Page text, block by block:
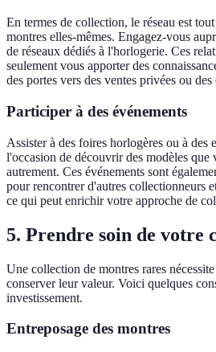
En termes de collection, le réseau est
montres elles-mêmes. Engagez-vous
de réseaux dédiés à l'horlogerie. Ces
seulement vous apporter des
des portes vers des ventes privées ou
Participer à des événements
Assister à des foires horlogères ou à des
l'occasion de découvrir des modèles que
autrement. Ces événements sont
pour rencontrer d'autres collectionneurs
ce qui peut enrichir votre approche de
5. Prendre soin de votre
Une collection de montres rares
conserver leur valeur. Voici quelques
investissement.
Entreposage des montres